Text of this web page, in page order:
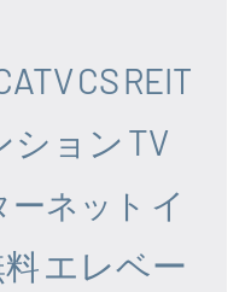
CSREIT
ション TV
ーネット イ
エレベー